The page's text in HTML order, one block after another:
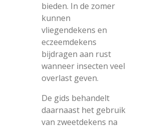
bieden. In de zomer
kunnen
vliegendekens en
eczeemdekens
bijdragen aan rust
wanneer insecten veel
overlast geven.
De gids behandelt
daarnaast het gebruik
van zweetdekens na